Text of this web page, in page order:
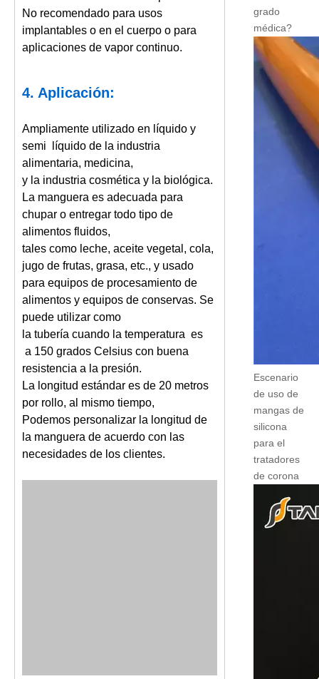
No recomendado para usos
implantables o en el cuerpo o para
aplicaciones de vapor continuo.
4. Aplicación:
Ampliamente utilizado en líquido y
semi líquido de la industria
alimentaria, medicina,
y la industria cosmética y la biológica.
La manguera es adecuada para
chupar o entregar todo tipo de
alimentos fluidos,
tales como leche, aceite vegetal, cola,
jugo de frutas, grasa, etc., y usado
para equipos de procesamiento de
alimentos y equipos de conservas. Se
puede utilizar como
la tubería cuando la temperatura es
a 150 grados Celsius con buena
resistencia a la presión.
La longitud estándar es de 20 metros
por rollo, al mismo tiempo,
Podemos personalizar la longitud de
la manguera de acuerdo con las
necesidades de los clientes.
grado
médica?
Escenario
de uso de
mangas de
silicona
para el
tratadores
de corona